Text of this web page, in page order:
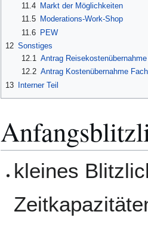
11.4
Markt der Möglichkeiten
11.5
Moderations-Work-Shop
11.6 PEW
12 Sonstiges
12.1
Antrag Reisekostenübernahme
12.2 Antrag Kostenübernahme
13 Interner Teil
kleines